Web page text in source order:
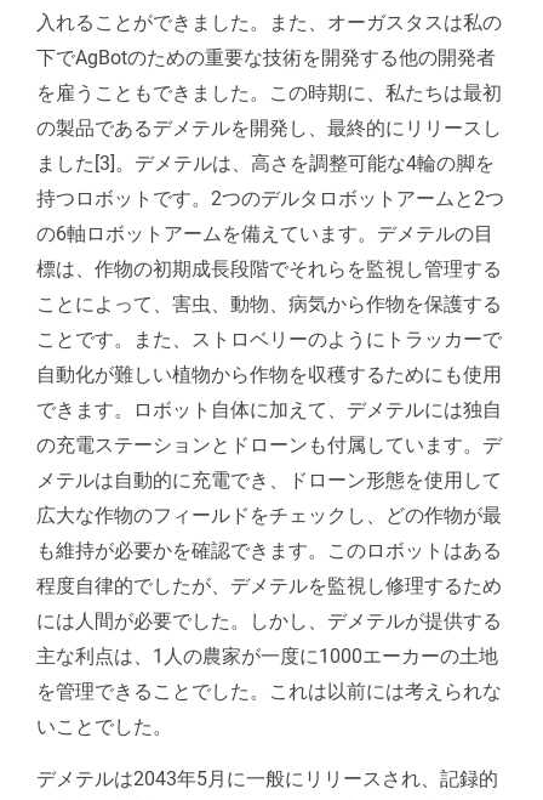
入れることができました。また、オーガスタスは私の
下でAgBotのための重要な技術を開発する他の開発者
を雇うこともできました。この時期に、私たちは最初
の製品であるデメテルを開発し、最終的にリリースし
ました[3]。デメテルは、高さを調整可能な4輪の脚を
持つロボットです。2つのデルタロボットアームと2つ
の6軸ロボットアームを備えています。デメテルの目
標は、作物の初期成長段階でそれらを監視し管理する
ことによって、害虫、動物、病気から作物を保護する
ことです。また、ストロベリーのようにトラッカーで
自動化が難しい植物から作物を収穫するためにも使用
できます。ロボット自体に加えて、デメテルには独自
の充電ステーションとドローンも付属しています。デ
メテルは自動的に充電でき、ドローン形態を使用して
広大な作物のフィールドをチェックし、どの作物が最
も維持が必要かを確認できます。このロボットはある
程度自律的でしたが、デメテルを監視し修理するため
には人間が必要でした。しかし、デメテルが提供する
主な利点は、1人の農家が一度に1000エーカーの土地
を管理できることでした。これは以前には考えられな
いことでした。
デメテルは2043年5月に一般にリリースされ、記録的